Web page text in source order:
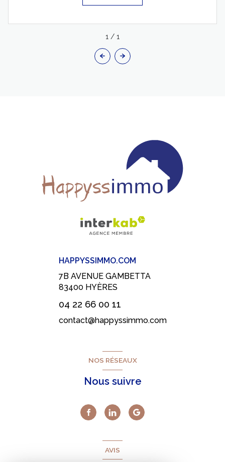
1 / 1
HAPPYSSIMMO.COM
7B AVENUE GAMBETTA
83400 HYÈRES
04 22 66 00 11
contact@happyssimmo.com
NOS RÉSEAUX
Nous suivre
AVIS